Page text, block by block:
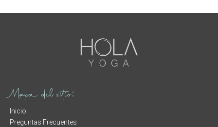
Mapa del sitio:
Inicio
Preguntas Frecuentes